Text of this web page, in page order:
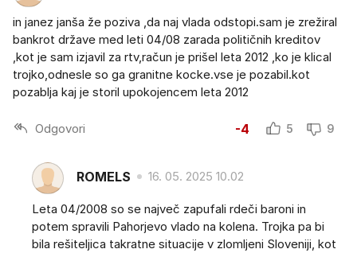
in janez janša že poziva ,da naj vlada odstopi.sam je zrežiral
bankrot države med leti 04/08 zarada političnih kreditov
,kot je sam izjavil za rtv,račun je prišel leta 2012 ,ko je klical
trojko,odnesle so ga granitne kocke.vse je pozabil.kot
pozablja kaj je storil upokojencem leta 2012
Odgovori -4 5 9
ROMELS 16. 05. 2025 10.02
Leta 04/2008 so se največ zapufali rdeči baroni in
potem spravili Pahorjevo vlado na kolena. Trojka pa bi
bila rešiteljica takratne situacije v zlomljeni Sloveniji, kot